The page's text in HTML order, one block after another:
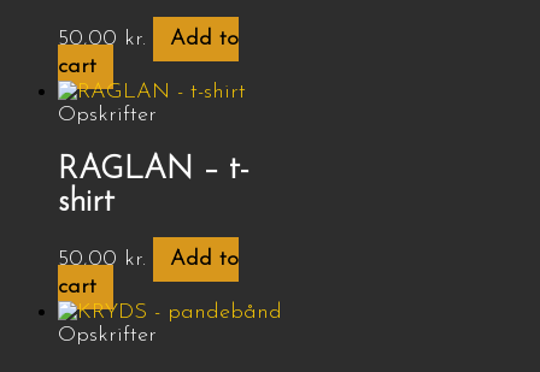
50,00 kr.
Add to
cart
Opskrifter
RAGLAN – t-
shirt
50,00 kr.
Add to
cart
Opskrifter